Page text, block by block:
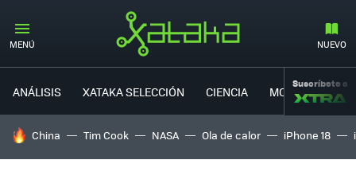
MENÚ NUEVO
ANÁLISIS XATAKA SELECCIÓN CIENCIA MOVILIDAD
Suscríbete a
HOY SE HABLA DE
China Tim Cook NASA Ola de calor iPhone 18